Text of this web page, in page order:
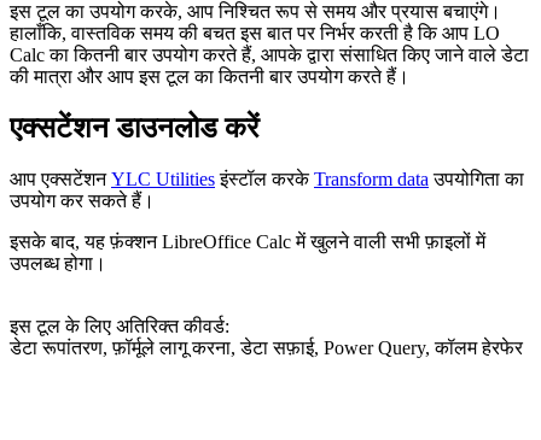
इस टूल का उपयोग करके, आप निश्चित रूप से समय और प्रयास बचाएंगे।
हालाँकि, वास्तविक समय की बचत इस बात पर निर्भर करती है कि आप LO
Calc का कितनी बार उपयोग करते हैं, आपके द्वारा संसाधित किए जाने वाले डेटा
की मात्रा और आप इस टूल का कितनी बार उपयोग करते हैं।
एक्सटेंशन डाउनलोड करें
आप एक्सटेंशनYLC Utilitiesइंस्टॉल करकेTransform data उपयोगिता का
उपयोग कर सकते हैं।
इसके बाद, यह फ़ंक्शन LibreOffice Calc में खुलने वाली सभी फ़ाइलों में
उपलब्ध होगा।
इस टूल के लिए अतिरिक्त कीवर्ड:
डेटा रूपांतरण, फ़ॉर्मूले लागू करना, डेटा सफ़ाई, Power Query, कॉलम हेरफेर